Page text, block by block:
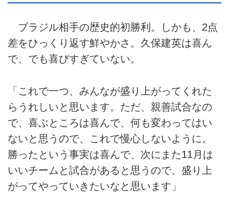
ブラジル相手の歴史的初勝利。しかも、2点
差をひっくり返す鮮やかさ。久保建英は喜ん
で、でも喜びすぎていない。
「これで一つ、みんなが盛り上がってくれた
らうれしいと思います。ただ、親善試合なの
で、喜ぶところは喜んで、何も変わってはい
ないと思うので、これで慢心しないように。
勝ったという事実は喜んで、次にまた11月は
いいチームと試合があると思うので、盛り上
がってやっていきたいなと思います」